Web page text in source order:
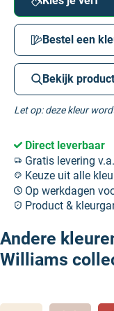
Bestel een
Bekijk
Let op: deze kleur
Direct leverbaar
Gratis levering
Keuze uit alle
Op werkdagen
Product &
Andere
Williams